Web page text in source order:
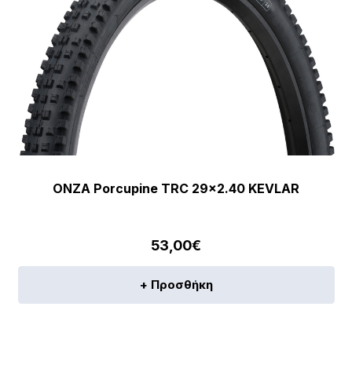
ONZA Porcupine TRC 29×2.40 KEVLAR
53,00€
+ Προσθήκη